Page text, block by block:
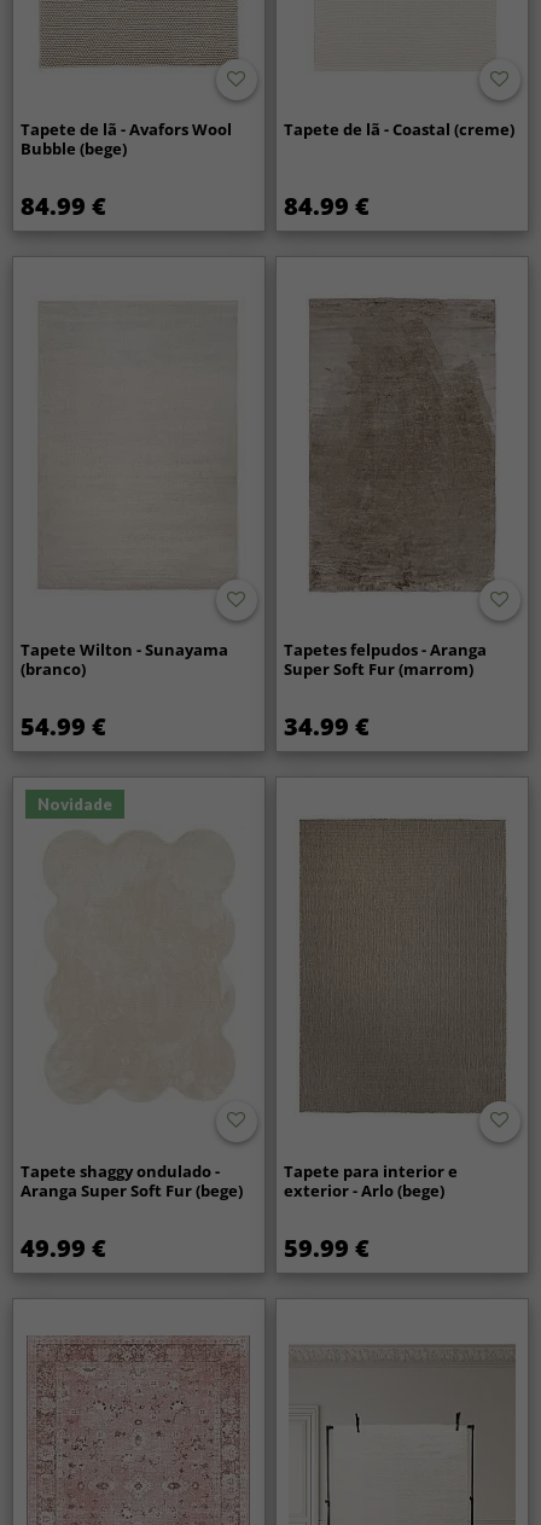
Tapete de lã - Avafors Wool
Bubble (bege)
84.99 €
Tapete de lã - Coastal (creme)
84.99 €
Tapete Wilton - Sunayama
(branco)
54.99 €
Tapetes felpudos - Aranga
Super Soft Fur (marrom)
34.99 €
Novidade
Tapete shaggy ondulado -
Aranga Super Soft Fur (bege)
49.99 €
Tapete para interior e
exterior - Arlo (bege)
59.99 €